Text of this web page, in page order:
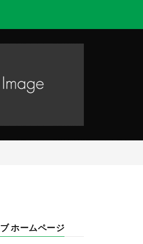
ホームページ